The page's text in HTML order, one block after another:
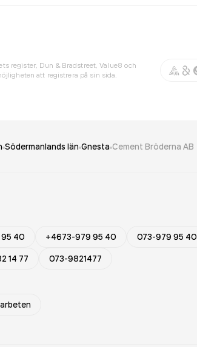
register, Dun & Bradstreet, Value8 och
att registrera på sin sida.
Södermanlands län Gnesta Cement Bröderna AB
40 +4673-979 95 40 073-979 95 40
14 77 073-9821477